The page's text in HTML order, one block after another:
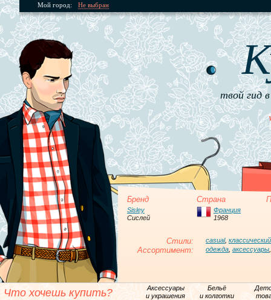
Мой город: Не выбран
твой гид
Бренд Страна
Sisley
Сислей
Франция
1968
Стили: casual, классический
Ассортимент: одежда аксессуары
Что хочешь купить?
Аксессуары
и украшения
Бельё
и колготки